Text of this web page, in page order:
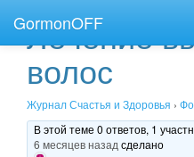
GormonOFF
Лечение
волос
Журнал Счастья и Здоровья ›
В этой теме 0 ответов, 1
6 месяцев назад сделано